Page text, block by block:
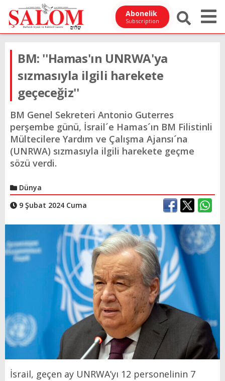
Abonelik
Subscription
BM: ''Hamas'ın UNRWA'ya
sızmasıyla ilgili harekete
geçeceğiz''
BM Genel Sekreteri Antonio Guterres
perşembe günü, İsrail´e Hamas´ın BM Filistinli
Mültecilere Yardım ve Çalışma Ajansı´na
(UNRWA) sızmasıyla ilgili harekete geçme
sözü verdi.
Dünya
9 Şubat 2024 Cuma
İsrail, geçen ay UNRWA’yı 12 personelinin 7